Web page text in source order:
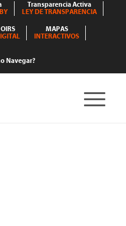
Transparencia Activa
LEY DE TRANSPARENCIA
OIRS
MAPAS
INTERACTIVOS
Navegar?